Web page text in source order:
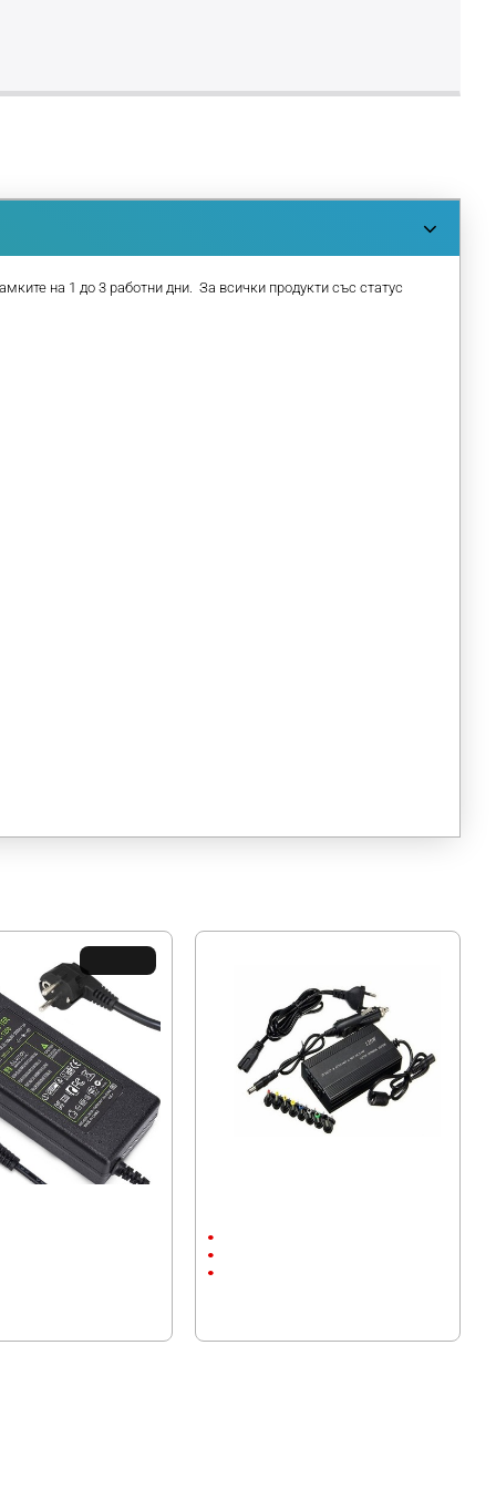
на 1 до 3 работни дни. За всички продукти със статус